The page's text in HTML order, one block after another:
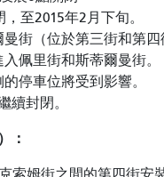
至2015年2月下旬。
街（位於第三街和第四
佩里街和斯蒂爾曼街。
停車位將受到影響。
續封閉。
：